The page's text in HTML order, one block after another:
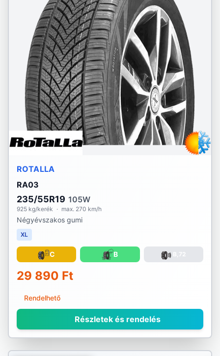
ROTALLA
RA03
235/55R19 105W
925 kg/kerék · max. 270 km/h
Négyévszakos gumi
XL
C B B,72
29 890 Ft
Rendelhető
Részletek és rendelés